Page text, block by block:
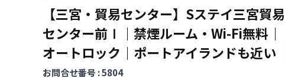
【三宮・貿易センター】Sステイ三宮貿易
センター前Ⅰ｜禁煙ルーム・Wi-Fi無料｜
オートロック｜ポートアイランドも近い
お問合せ番号 :5804